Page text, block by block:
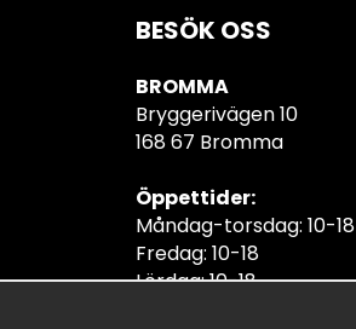
BESÖK OSS
BROMMA
Bryggerivägen 10
168 67 Bromma
Öppettider:
Måndag-torsdag: 10-18
Fredag: 10-18
Lördag: 10-18